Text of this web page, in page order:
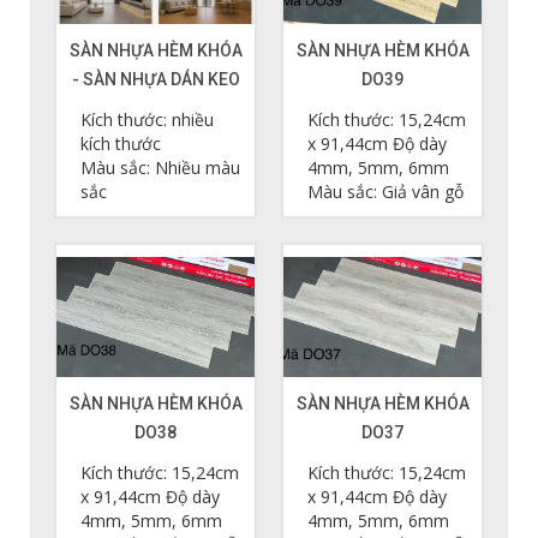
Cấu tạo 5 lớp của sàn nhựa hèm khóa RIO
Hệ thống hèm khóa được thiết kế ở hai mép của tấm
ván sàn bao gồm các hèm âm và dương tạo tính liên
nhất định.
2. Độ dày và thông số kỹ thuật của sàn
nhựa hèm khóa RIO
Sàn nhựa hèm khóa 4mm được các chuyên gia đánh
giá là độ dày tiêu chuẩn, có khả năng chịu được tốt
- 4000+ đối với các sàn công nghiệp thông thường.
Đảm bảo đủ tiêu chuẩn, phù hợp lắp đặt ở các vị trí
có mật độ đi lại đông, chịu được ma sát cao.
SÀN NHỰA HÈM KHÓA
- SÀN NHỰA DÁN KEO
Kích thước: nhiều
kích thước
Màu sắc: Nhiều màu
sắc
SÀN NHỰA HÈM KHÓA
DO39
Kích thước: 15,24cm
x 91,44cm Độ dày
4mm, 5mm, 6mm
Màu sắc: Giả vân gỗ
SÀN NHỰA HÈM KHÓA
DO38
Kích thước: 15,24cm
x 91,44cm Độ dày
4mm, 5mm, 6mm
SÀN NHỰA HÈM KHÓA
DO37
Kích thước: 15,24cm
x 91,44cm Độ dày
4mm, 5mm, 6mm